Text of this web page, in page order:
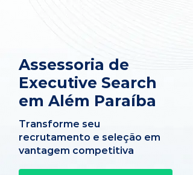
Assessoria de
Executive Search
em Além Paraíba
Transforme seu
recrutamento e seleção em
vantagem competitiva